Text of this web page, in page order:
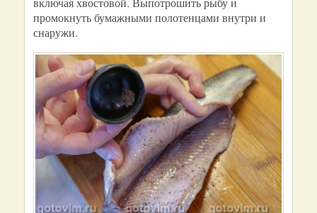
промокнуть бумажными полотенцами внутри и
снаружи.